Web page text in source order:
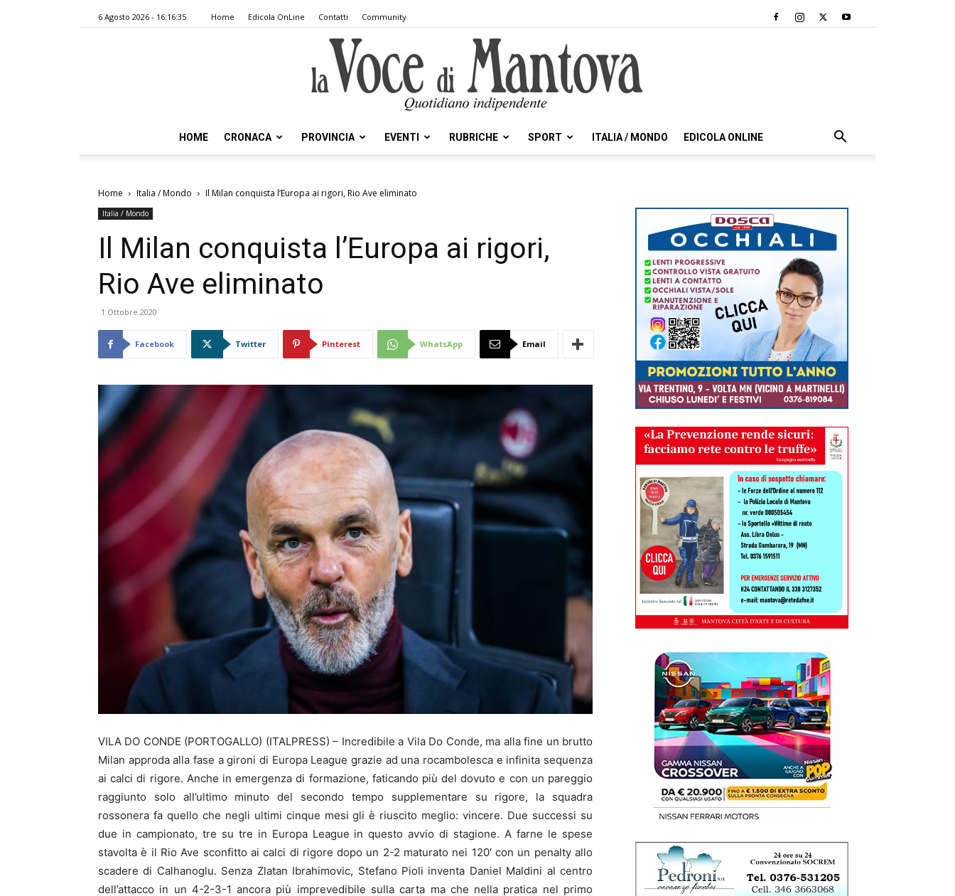
6 Agosto 2026 - 16:16:35 Home Edicola OnLine Contatti Community
Voce
Mantova
HOME CRONACA PROVINCIA EVENTI RUBRICHE SPORT ITALIA / MONDO EDICOLA ONLINE
Home Italia / Mondo Il Milan conquista l’Europa ai rigori, Rio Ave eliminato
Italia / Mondo
Il Milan conquista l’Europa ai rigori,
Rio Ave eliminato
1 Ottobre 2020
Facebook Twitter Pinterest WhatsApp Email
VILA DO CONDE (PORTOGALLO) (ITALPRESS) – Incredibile a Vila Do Conde, ma alla fine un brutto
Milan approda alla fase a gironi di Europa League grazie ad una rocambolesca e infinita sequenza
ai calci di rigore. Anche in emergenza di formazione, faticando più del dovuto e con un pareggio
raggiunto solo all’ultimo minuto del secondo tempo supplementare su rigore, la squadra
rossonera fa quello che negli ultimi cinque mesi gli è riuscito meglio: vincere. Due successi su
due in campionato, tre su tre in Europa League in questo avvio di stagione. A farne le spese
stavolta è il Rio Ave sconfitto ai calci di rigore dopo un 2-2 maturato nei 120′ con un penalty allo
scadere di Calhanoglu. Senza Zlatan Ibrahimovic, Stefano Pioli inventa Daniel Maldini al centro
dell’attacco in un 4-2-3-1 ancora più imprevedibile sulla carta ma che nella pratica nel primo